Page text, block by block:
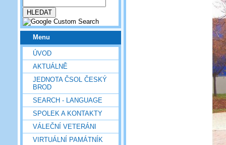
Menu
ÚVOD
AKTUÁLNĚ
JEDNOTA ČSOL ČESKÝ
BROD
SEARCH - LANGUAGE
SPOLEK A KONTAKTY
VÁLEČNÍ VETERÁNI
VIRTUÁLNÍ PAMÁTNÍK